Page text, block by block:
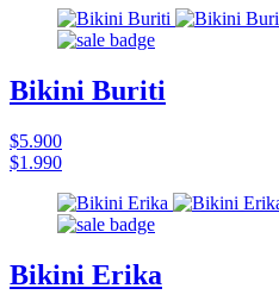
Bikini Buriti
$5.900
$1.990
Bikini Erika